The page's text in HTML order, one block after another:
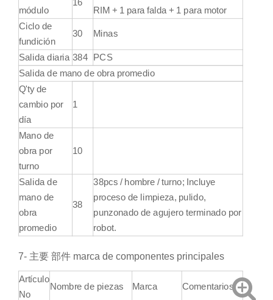
módulo
16
RIM + 1 para falda + 1 para motor
Ciclo de
fundición
30 Minas
Salida diaria 384
PCS
Salida de mano de obra promedio
Q'ty de
cambio por
día
1
Mano de
obra por
turno
10
Salida de
mano de
obra
promedio
38
38pcs / hombre / turno; Incluye
proceso de limpieza, pulido,
punzonado de agujero terminado por
robot.
7- 主要 部件 marca de componentes principales
Artículo
No
Nombre de piezas Marca Comentarios